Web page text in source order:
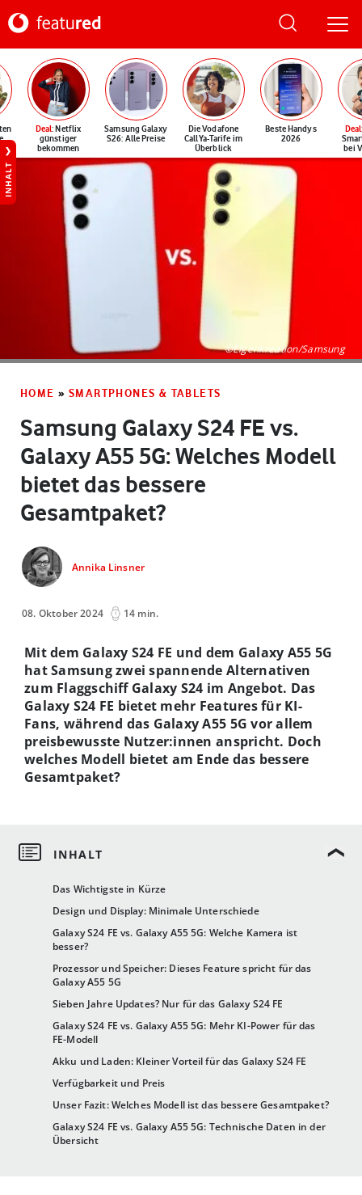
Deal: Netflix
günstiger
bekommen
Samsung Galaxy
S26: Alle Preise
Die Vodafone
CallYa-Tarife im
Überblick
Beste Handys
2026
Deal
bei
INHALT
©Eigenkreation/Samsung
HOME » SMARTPHONES & TABLETS
Samsung Galaxy S24 FE vs.
Galaxy A55 5G: Welches Modell
bietet das bessere
Gesamtpaket?
Annika Linsner
08. Oktober 2024 14 min.
Das Wichtigste in Kürze
Design und Display: Minimale Unterschiede
Galaxy S24 FE vs. Galaxy A55 5G: Welche Kamera ist
besser?
Prozessor und Speicher: Dieses Feature spricht für das
Galaxy A55 5G
Sieben Jahre Updates? Nur für das Galaxy S24 FE
Galaxy S24 FE vs. Galaxy A55 5G: Mehr KI-Power für das
FE-Modell
Akku und Laden: Kleiner Vorteil für das Galaxy S24 FE
Verfügbarkeit und Preis
Unser Fazit: Welches Modell ist das bessere Gesamtpaket?
Galaxy S24 FE vs. Galaxy A55 5G: Technische Daten in der
Übersicht
Mit dem Galaxy S24 FE und dem Galaxy A55 5G
hat Samsung zwei spannende Alternativen
zum Flaggschiff Galaxy S24 im Angebot. Das
Galaxy S24 FE bietet mehr Features für KI-
Fans, während das Galaxy A55 5G vor allem
preisbewusste Nutzer:innen anspricht. Doch
welches Modell bietet am Ende das bessere
Gesamtpaket?